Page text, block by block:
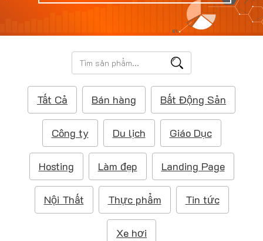
n
u
T
ì
m
i
ế
m
Tất Cả Bán hàng Bất Động Sản
Công ty Du lịch Giáo Dục
Hosting Làm đẹp Landing Page
Nội Thất Thực phẩm Tin tức
Xe hơi